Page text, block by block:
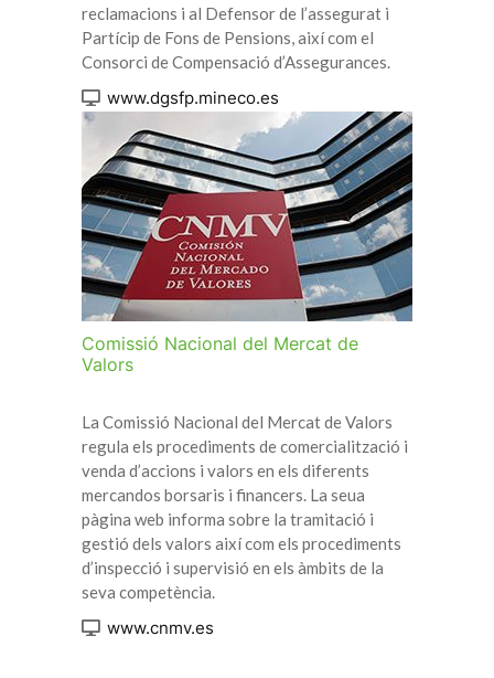
reclamacions i al Defensor de l’assegurat i
Partícip de Fons de Pensions, així com el
Consorci de Compensació d’Assegurances.
www.dgsfp.mineco.es
Comissió Nacional del Mercat de
Valors
La Comissió Nacional del Mercat de Valors
regula els procediments de comercialització i
venda d’accions i valors en els diferents
mercandos borsaris i financers. La seua
pàgina web informa sobre la tramitació i
gestió dels valors així com els procediments
d’inspecció i supervisió en els àmbits de la
seva competència.
www.cnmv.es